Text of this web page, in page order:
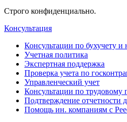
Строго конфиденциально.
Консультация
Консультации по бухучету и
Учетная политика
Экспертная поддержка
Проверка учета по
Управленческий учет
Консультации по трудовому
Подтверждение отчетности
Помощь ин. компаниям с